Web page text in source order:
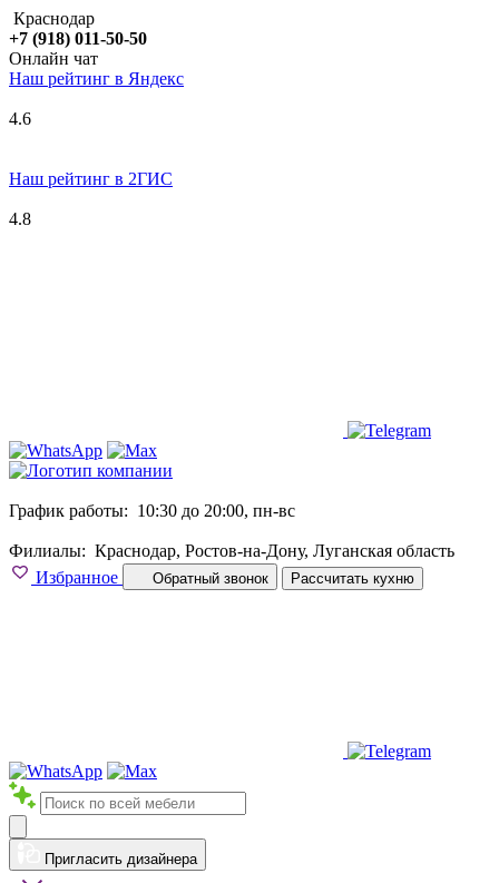
Краснодар
+7 (918) 011-50-50
Онлайн чат
Наш рейтинг в Яндекс
4.6
Наш рейтинг в 2ГИС
4.8
График работы: 10:30 до 20:00, пн-вс
Филиалы: Краснодар, Ростов-на-Дону, Луганская область
Избранное
Обратный звонок Рассчитать кухню
Пригласить дизайнера